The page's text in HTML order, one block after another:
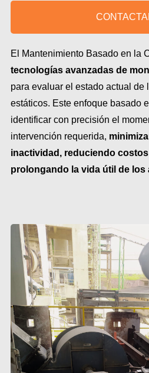
El Mantenimiento Basado en la
tecnologías avanzadas de
para evaluar el estado actual de
estáticos. Este enfoque basado
identificar con precisión el
intervención requerida,
inactividad, reduciendo
prolongando la vida útil de los